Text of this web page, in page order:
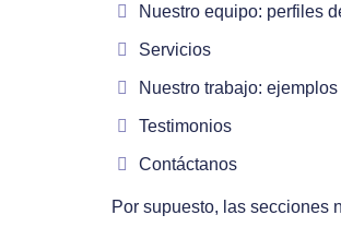
Nuestro equipo: perfiles
Servicios
Nuestro trabajo:
Testimonios
Contáctanos
Por supuesto, las secciones